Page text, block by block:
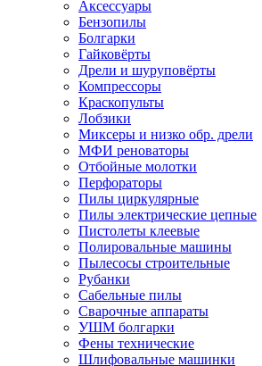
Аксессуары
Бензопилы
Болгарки
Гайковёрты
Дрели и шуруповёрты
Компрессоры
Краскопульты
Лобзики
Миксеры и низко обр. дрели
МФИ реноваторы
Отбойные молотки
Перфораторы
Пилы циркулярные
Пилы электрические цепные
Пистолеты клеевые
Полировальные машины
Пылесосы строительные
Рубанки
Сабельные пилы
Сварочные аппараты
УШМ болгарки
Фены технические
Шлифовальные машинки